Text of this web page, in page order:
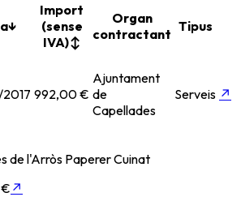
↓
Import
(sense
IVA)↕
Organ
contractant Tipus
992,00 €
Ajuntament
de
Capellades
Serveis ↗
de l'Arròs Paperer Cuinat
↗